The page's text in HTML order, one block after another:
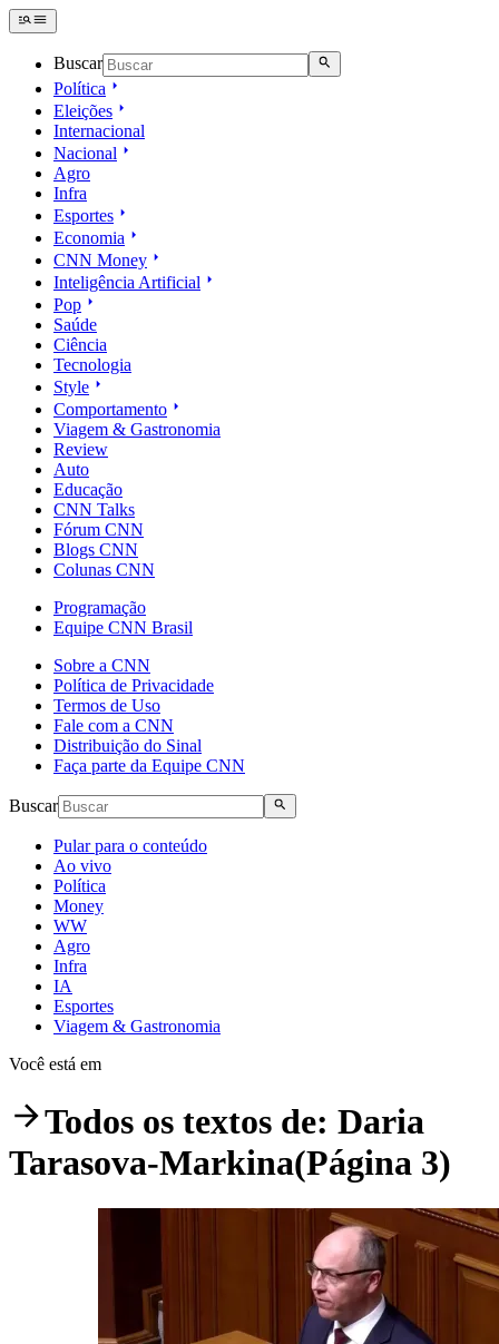
Buscar
Política
Eleições
Internacional
Nacional
Agro
Infra
Esportes
Economia
CNN Money
Inteligência Artificial
Pop
Saúde
Ciência
Tecnologia
Style
Comportamento
Viagem & Gastronomia
Review
Auto
Educação
CNN Talks
Fórum CNN
Blogs CNN
Colunas CNN
Programação
Equipe CNN Brasil
Sobre a CNN
Política de Privacidade
Termos de Uso
Fale com a CNN
Distribuição do Sinal
Faça parte da Equipe CNN
Buscar
Pular para o conteúdo
Ao vivo
Política
Money
WW
Agro
Infra
IA
Esportes
Viagem & Gastronomia
Você está em
Todos os textos de: Daria
Tarasova-Markina(Página 3)